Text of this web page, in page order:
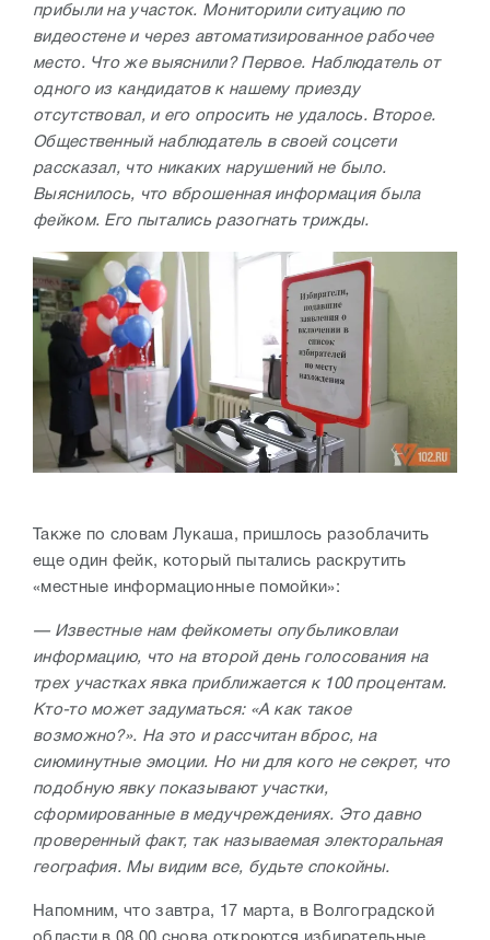
прибыли на участок. Мониторили ситуацию по
видеостене и через автоматизированное рабочее
место. Что же выяснили? Первое. Наблюдатель от
одного из кандидатов к нашему приезду
отсутствовал, и его опросить не удалось. Второе.
Общественный наблюдатель в своей соцсети
рассказал, что никаких нарушений не было.
Выяснилось, что вброшенная информация была
фейком. Его пытались разогнать трижды.
Также по словам Лукаша, пришлось разоблачить
еще один фейк, который пытались раскрутить
«местные информационные помойки»:
— Известные нам фейкометы опубьликовлаи
информацию, что на второй день голосования на
трех участках явка приближается к 100 процентам.
Кто-то может задуматься: «А как такое
возможно?». На это и рассчитан вброс, на
сиюминутные эмоции. Но ни для кого не секрет, что
подобную явку показывают участки,
сформированные в медучреждениях. Это давно
проверенный факт, так называемая электоральная
география. Мы видим все, будьте спокойны.
Напомним, что завтра, 17 марта, в Волгоградской